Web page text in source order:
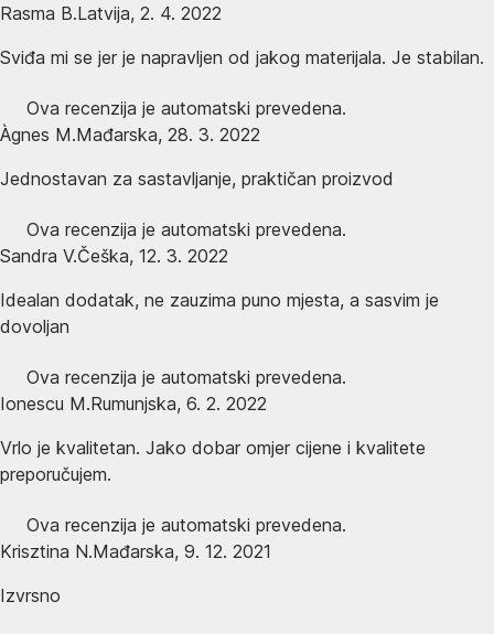
Rasma B.Latvija, 2. 4. 2022
Sviđa mi se jer je napravljen od jakog materijala. Je stabilan.
Ova recenzija je automatski prevedena.
Àgnes M.Mađarska, 28. 3. 2022
Jednostavan za sastavljanje, praktičan proizvod
Ova recenzija je automatski prevedena.
Sandra V.Češka, 12. 3. 2022
Idealan dodatak, ne zauzima puno mjesta, a sasvim je
dovoljan
Ova recenzija je automatski prevedena.
Ionescu M.Rumunjska, 6. 2. 2022
Vrlo je kvalitetan. Jako dobar omjer cijene i kvalitete
preporučujem.
Ova recenzija je automatski prevedena.
Krisztina N.Mađarska, 9. 12. 2021
Izvrsno